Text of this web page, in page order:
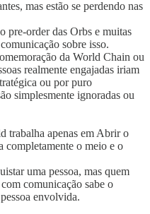
mas estão se perdendo nas
pre-order das Orbs e muitas
sobre isso.
da World Chain ou
realmente engajadas iriam
ou por puro
simplesmente ignoradas ou
trabalha apenas em Abrir o
o meio e o
uma pessoa, mas quem
comunicação sabe o
envolvida.